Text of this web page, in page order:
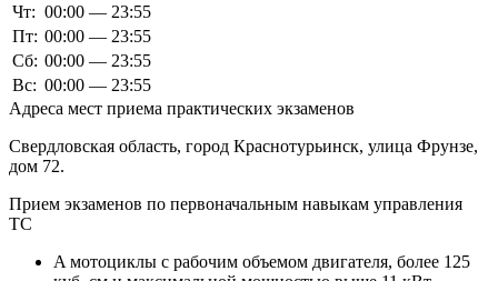
Чт: 00:00 — 23:55
Пт: 00:00 — 23:55
Сб: 00:00 — 23:55
Вс: 00:00 — 23:55
Адреса мест приема практических экзаменов
Свердловская область, город Краснотурьинск, улица Фрунзе,
дом 72.
Прием экзаменов по первоначальным навыкам управления
ТС
A мотоциклы с рабочим объемом двигателя, более 125